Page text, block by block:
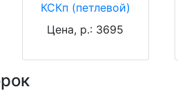
КСКп (петлевой)
Цена, р.: 3695